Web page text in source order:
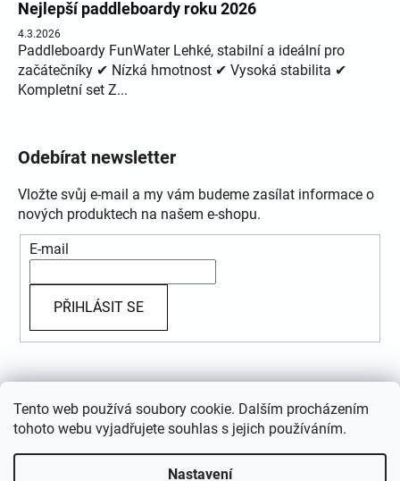
Tento web používá soubory cookie. Dalším procházením
tohoto webu vyjadřujete souhlas s jejich používáním.
Nastavení
Nejlepší paddleboardy roku 2026
4.3.2026
Paddleboardy FunWater Lehké, stabilní a ideální pro
začátečníky ✔ Nízká hmotnost ✔ Vysoká stabilita ✔
Kompletní set Z...
Odebírat newsletter
Vložte svůj e-mail a my vám budeme zasílat informace o
nových produktech na našem e-shopu.
E-mail
PŘIHLÁSIT SE